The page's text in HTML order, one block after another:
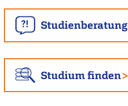
Studienberatung
Studium finden